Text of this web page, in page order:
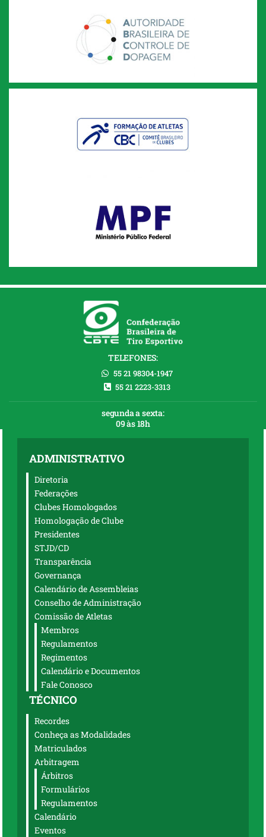
TELEFONES:
55 21 98304-1947
55 21 2223-3313
segunda a sexta:
09 às 18h
ADMINISTRATIVO
Diretoria
Federações
Clubes Homologados
Homologação de Clube
Presidentes
STJD/CD
Transparência
Governança
Calendário de Assembleias
Conselho de Administração
Comissão de Atletas
Membros
Regulamentos
Regimentos
Calendário e Documentos
Fale Conosco
TÉCNICO
Recordes
Conheça as Modalidades
Matriculados
Arbitragem
Árbitros
Formulários
Regulamentos
Calendário
Eventos